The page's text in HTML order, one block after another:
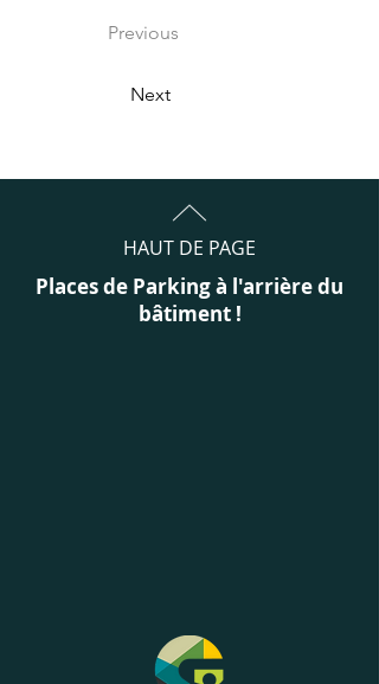
Previous
Next
HAUT DE PAGE
Places de Parking à l'arrière du
bâtiment !